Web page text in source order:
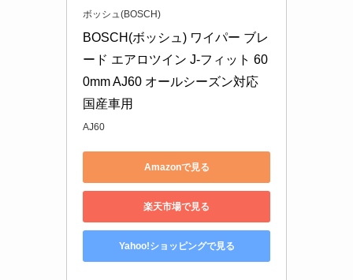
ボッシュ(BOSCH)
BOSCH(ボッシュ) ワイパー ブレ
ード エアロツイン J-フィット 60
0mm AJ60 オールシーズン対応
国産車用
AJ60
Amazonで見る
楽天市場で見る
Yahoo!ショッピングで見る